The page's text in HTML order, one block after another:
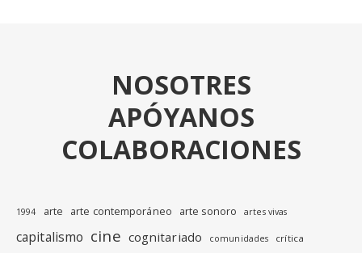
NOSOTRES
APÓYANOS
COLABORACIONES
1994 arte arte contemporáneo arte sonoro artes vivas
capitalismo cine cognitariado comunidades crítica